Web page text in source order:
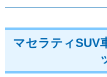
マセラティSUV